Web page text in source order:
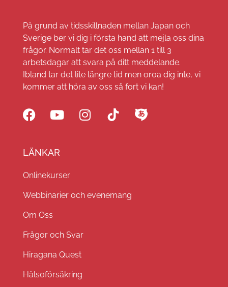
På grund av tidsskillnaden mellan Japan och
Sverige ber vi dig i första hand att mejla oss dina
frågor. Normalt tar det oss mellan 1 till 3
arbetsdagar att svara på ditt meddelande.
Ibland tar det lite längre tid men oroa dig inte, vi
kommer att höra av oss så fort vi kan!
LÄNKAR
Onlinekurser
Webbinarier och evenemang
Om Oss
Frågor och Svar
Hiragana Quest
Hälsoförsäkring